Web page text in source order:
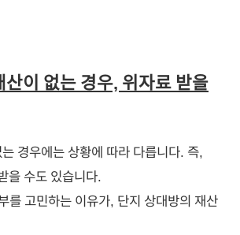
이 없는 경우, 위자료 받을
경우에는 상황에 따라 다릅니다. 즉,
을 수도 있습니다.
를 고민하는 이유가, 단지 상대방의 재산